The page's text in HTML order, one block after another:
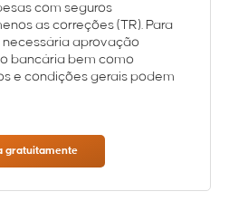
com seguros
as correções (TR). Para
aprovação
bancária bem como
e condições gerais podem
gratuitamente